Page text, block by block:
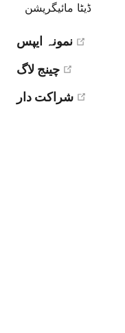
ڈیٹا مائیگریشن